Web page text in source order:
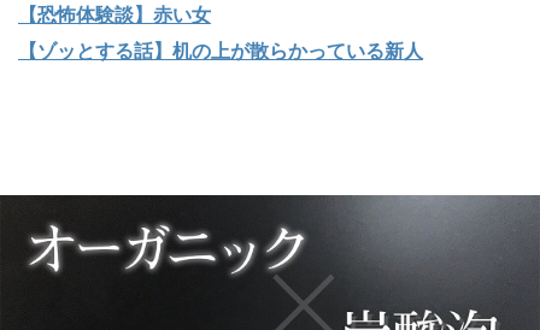
【恐怖体験談】赤い女
【ゾッとする話】机の上が散らかっている新人